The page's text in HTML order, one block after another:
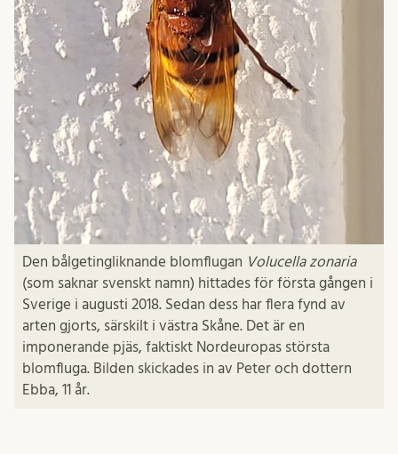
Den bålgetingliknande blomflugan Volucella zonaria
(som saknar svenskt namn) hittades för första gången i
Sverige i augusti 2018. Sedan dess har flera fynd av
arten gjorts, särskilt i västra Skåne. Det är en
imponerande pjäs, faktiskt Nordeuropas största
blomfluga. Bilden skickades in av Peter och dottern
Ebba, 11 år.